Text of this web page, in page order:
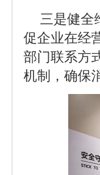
三是健全
促企业在经
部门联系方
机制，确保